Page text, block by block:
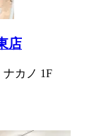
店
カノ 1F